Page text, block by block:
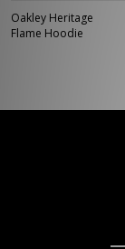
Oakley Heritage
Flame Hoodie